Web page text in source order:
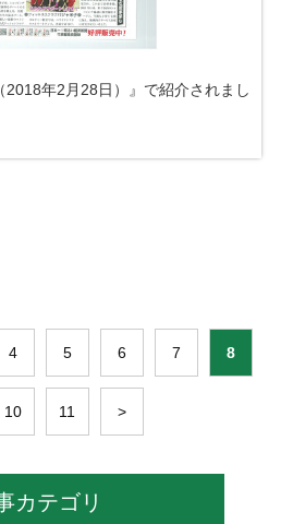
2018年2月28日）』で紹介されまし
4 5 6 7 8
10 11 >
カテゴリ